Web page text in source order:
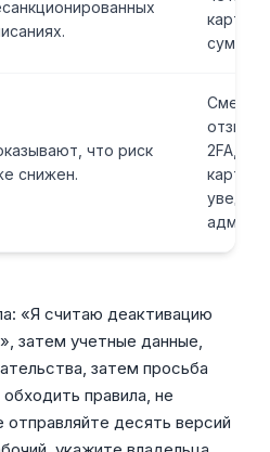
карты,
сумма,
что риск
снижен.
Смена
отзыв
2FA,
карты,
«Я считаю деактивацию
затем учетные данные,
затем просьба
правила, не
отправляйте десять версий